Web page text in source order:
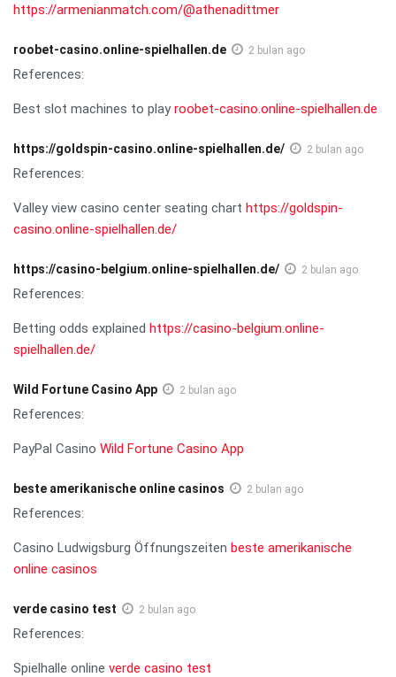
https://armenianmatch.com/@athenadittmer
roobet-casino.online-spielhallen.de 2 bulan ago
References:
Best slot machines to playroobet-casino.online-spielhallen.de
https://goldspin-casino.online-spielhallen.de/ 2 bulan ago
References:
Valley view casino center seating chart https://goldspin-
casino.online-spielhallen.de/
https://casino-belgium.online-spielhallen.de/ 2 bulan ago
References:
Betting odds explained https://casino-belgium.online-
spielhallen.de/
Wild Fortune Casino App 2 bulan ago
References:
PayPal Casino Wild Fortune Casino App
beste amerikanische online casinos 2 bulan ago
References:
Casino Ludwigsburg Öffnungszeiten beste amerikanische
online casinos
verde casino test 2 bulan ago
References:
Spielhalle online verde casino test